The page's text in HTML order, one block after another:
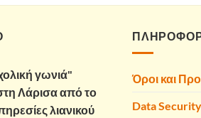
€.είναι:
γωνιά"
Λάρισα από το
λιανικού
Όροι και
Data